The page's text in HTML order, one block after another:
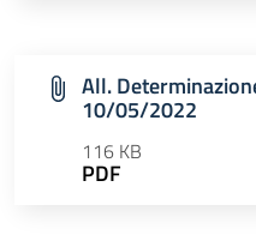
All.
10/05/2022
116 KB
PDF